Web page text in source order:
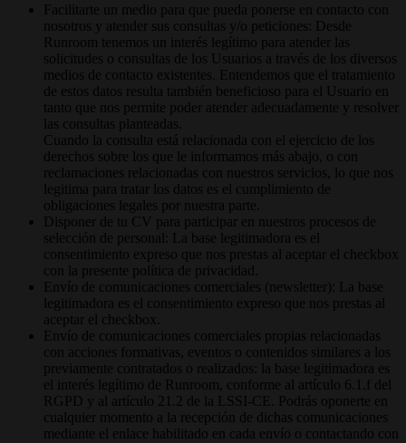
Facilitarte un medio para que pueda ponerse en contacto con
nosotros y atender sus consultas y/o peticiones: Desde
Runroom tenemos un interés legítimo para atender las
solicitudes o consultas de los Usuarios a través de los diversos
medios de contacto existentes. Entendemos que el tratamiento
de estos datos resulta también beneficioso para el Usuario en
tanto que nos permite poder atender adecuadamente y resolver
las consultas planteadas.
Cuando la consulta está relacionada con el ejercicio de los
derechos sobre los que le informamos más abajo, o con
reclamaciones relacionadas con nuestros servicios, lo que nos
legitima para tratar los datos es el cumplimiento de
obligaciones legales por nuestra parte.
Disponer de tu CV para participar en nuestros procesos de
selección de personal: La base legitimadora es el
consentimiento expreso que nos prestas al aceptar el checkbox
con la presente política de privacidad.
Envío de comunicaciones comerciales (newsletter): La base
legitimadora es el consentimiento expreso que nos prestas al
aceptar el checkbox.
Envío de comunicaciones comerciales propias relacionadas
con acciones formativas, eventos o contenidos similares a los
previamente contratados o realizados: la base legitimadora es
el interés legítimo de Runroom, conforme al artículo 6.1.f del
RGPD y al artículo 21.2 de la LSSI-CE. Podrás oponerte en
cualquier momento a la recepción de dichas comunicaciones
mediante el enlace habilitado en cada envío o contactando con